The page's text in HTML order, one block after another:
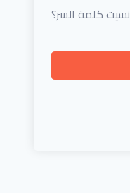
نسيت كلمة السر؟